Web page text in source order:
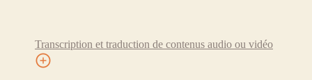
Transcription et traduction de contenus audio ou vidéo